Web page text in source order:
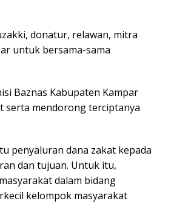
donatur, relawan, mitra
untuk bersama-sama
Baznas Kabupaten Kampar
serta mendorong terciptanya
penyaluran dana zakat kepada
dan tujuan. Untuk itu,
dalam bidang
kelompok masyarakat